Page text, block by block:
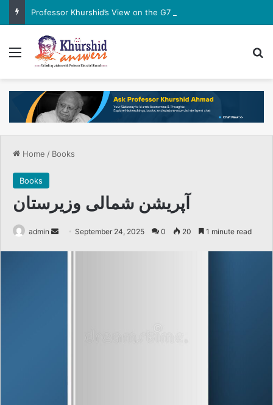
Professor Khurshid’s View on the G7 Meeting
Menu
Home / Books
Books
آپریشن شمالی وزیرستان
admin
Send September 24, 2025 0 20 1 minute read